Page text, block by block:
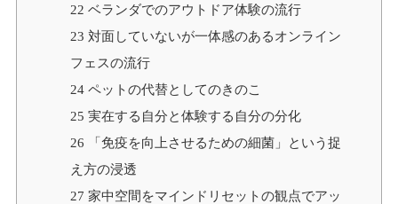
22 ベランダでのアウトドア体験の流行
23 対面していないが一体感のあるオンライン
フェスの流行
24ペットの代替としてのきのこ
25 実在する自分と体験する自分の分化
26 「免疫を向上させるための細菌」という捉
え方の浸透
27 家中空間をマインドリセットの観点でアッ